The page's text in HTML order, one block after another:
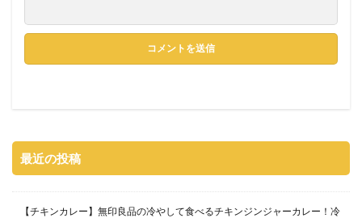
最近の投稿
【チキンカレー】無印良品の冷やして食べるチキンジンジャーカレー！冷